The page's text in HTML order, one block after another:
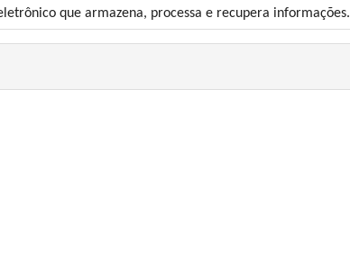
que armazena, processa e recupera informações.